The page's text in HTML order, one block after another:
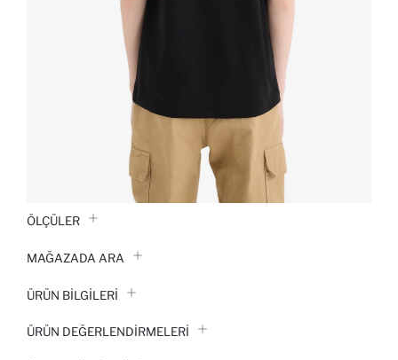
ÖLÇÜLER
MAĞAZADA ARA
ÜRÜN BILGILERI
ÜRÜN DEĞERLENDİRMELERİ